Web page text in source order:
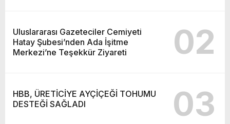
Uluslararası Gazeteciler Cemiyeti
Hatay Şubesi’nden Ada İşitme
Merkezi’ne Teşekkür Ziyareti
02
HBB, ÜRETİCİYE AYÇİÇEĞİ TOHUMU
DESTEĞİ SAĞLADI
03